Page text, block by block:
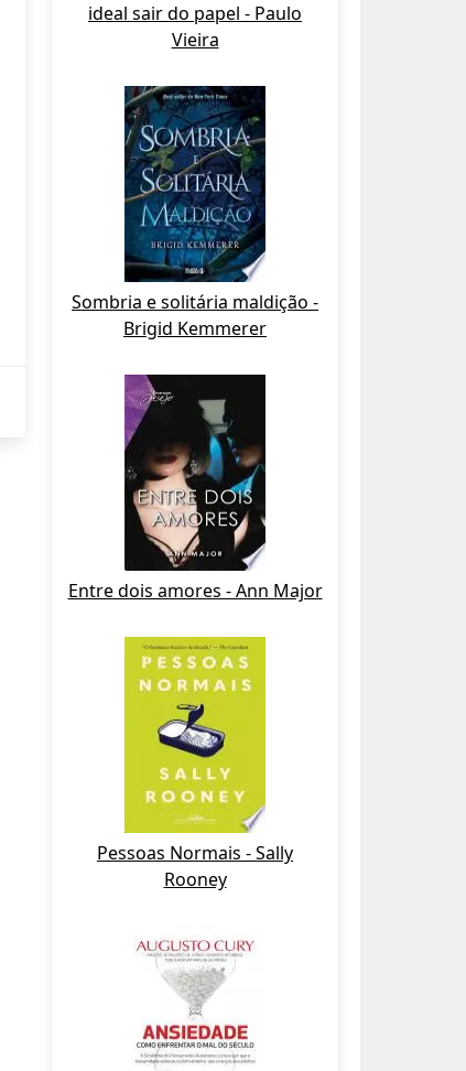
ideal sair do papel - Paulo
Vieira
Sombria e solitária maldição -
Brigid Kemmerer
Entre dois amores - Ann Major
Pessoas Normais - Sally
Rooney